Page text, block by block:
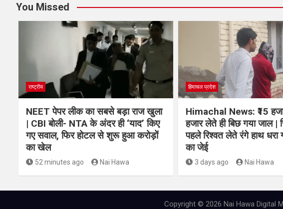
You Missed
राष्ट्रीय
NEET पेपर लीक का सबसे बड़ा राज खुला
| CBI बोली- NTA के अंदर ही ‘याद’ किए
गए सवाल, फिर होटल से शुरू हुआ करोड़ों
का खेल
52 minutes ago Nai Hawa
हिमाचल प्रदेश
Himachal News: ₹15
हजार लेते ही बिछ गया जाल |
पहले रिश्वत लेते रंगे हाथ धरा
का जेई
3 days ago Nai Hawa
Copyright © 2026 Nai Hawa Digital